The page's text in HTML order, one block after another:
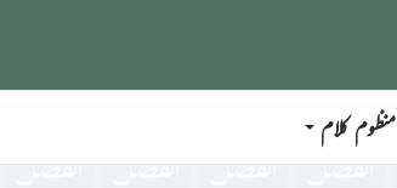
منظوم کلام